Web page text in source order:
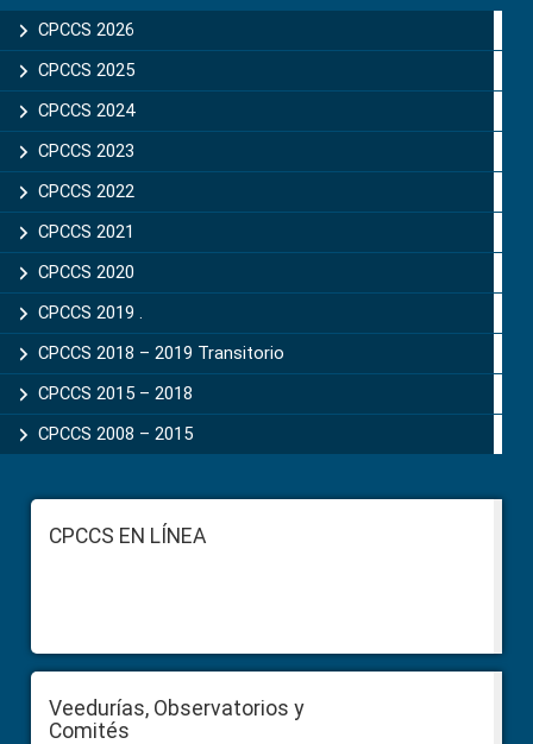
Sidebar
CPCCS 2026
CPCCS 2025
CPCCS 2024
CPCCS 2023
CPCCS 2022
CPCCS 2021
CPCCS 2020
CPCCS 2019 .
CPCCS 2018 – 2019 Transitorio
CPCCS 2015 – 2018
CPCCS 2008 – 2015
FooterCPCCS EN LÍNEA
Veedurías, Observatorios y
Comités